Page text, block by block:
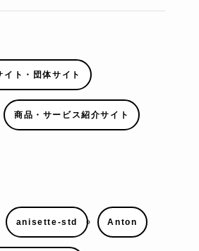
イト・団体サイト
商品・サービス紹介サイト
anisette-std Anton